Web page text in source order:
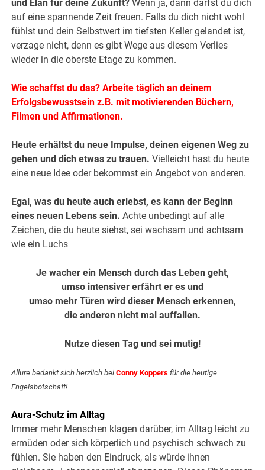
und Elan für deine Zukunft? Wenn ja, dann darfst du dich
auf eine spannende Zeit freuen. Falls du dich nicht wohl
fühlst und dein Selbstwert im tiefsten Keller gelandet ist,
verzage nicht, denn es gibt Wege aus diesem Verlies
wieder in die oberste Etage zu kommen.
Wie schaffst du das? Arbeite täglich an deinem
Erfolgsbewusstsein z.B. mit motivierenden Büchern,
Filmen und Affirmationen.
Heute erhältst du neue Impulse, deinen eigenen Weg zu
gehen und dich etwas zu trauen. Vielleicht hast du heute
eine neue Idee oder bekommst ein Angebot von anderen.
Egal, was du heute auch erlebst, es kann der Beginn
eines neuen Lebens sein. Achte unbedingt auf alle
Zeichen, die du heute siehst, sei wachsam und achtsam
wie ein Luchs
Je wacher ein Mensch durch das Leben geht,
umso intensiver erfährt er es und
umso mehr Türen wird dieser Mensch erkennen,
die anderen nicht mal auffallen.
Nutze diesen Tag und sei mutig!
Allure bedankt sich herzlich beiConny Koppers für die heutige
Engelsbotschaft!
Aura-Schutz im Alltag
Immer mehr Menschen klagen darüber, im Alltag leicht zu
ermüden oder sich körperlich und psychisch schwach zu
fühlen. Sie haben den Eindruck, als würde ihnen